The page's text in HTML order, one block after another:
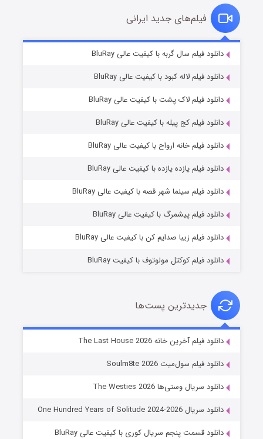
قسمت۷ (زیرنویس) منتشر شد
خاندان اژدها فصل ۳
فیلم‌های جدید ایرانی
دانلود فیلم سال گربه با کیفیت عالی BluRay
دانلود فیلم لاله کبود با کیفیت عالی BluRay
دانلود فیلم لاک پشت با کیفیت عالی BluRay
دانلود فیلم کج‌ پیله با کیفیت عالی BluRay
دانلود فیلم خانه ارواح با کیفیت عالی BluRay
دانلود فیلم یازده یازده با کیفیت عالی BluRay
دانلود فیلم سینما شهر قصه با کیفیت عالی BluRay
دانلود فیلم پیشمرگ با کیفیت عالی BluRay
دانلود فیلم زیبا صدایم کن با کیفیت عالی BluRay
دانلود فیلم کوکتل مولوتوف با کیفیت BluRay
جدیدترین پست‌ها
دانلود فیلم آخرین خانه The Last House 2026
دانلود فیلم سول‌میت Soulm8te 2026
دانلود سریال وستی‌ها The Westies 2026
دانلود سریال One Hundred Years of Solitude 2024-2026
دانلود قسمت پنجم سریال کوری با کیفیت عالی BluRay